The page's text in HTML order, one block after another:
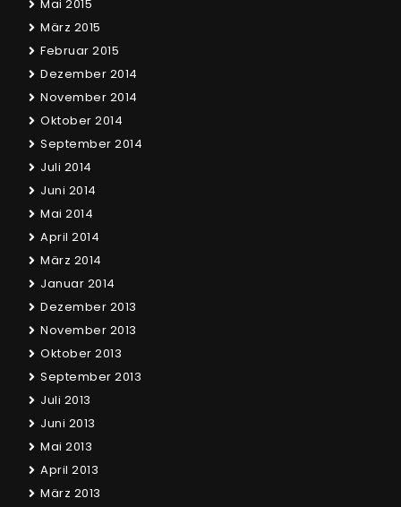
Mai 2015
März 2015
Februar 2015
Dezember 2014
November 2014
Oktober 2014
September 2014
Juli 2014
Juni 2014
Mai 2014
April 2014
März 2014
Januar 2014
Dezember 2013
November 2013
Oktober 2013
September 2013
Juli 2013
Juni 2013
Mai 2013
April 2013
März 2013